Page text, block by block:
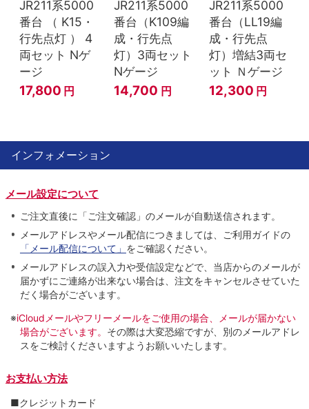
JR211系5000
番台 （ K15・
行先点灯 ） 4
両セット Nゲ
ージ
17,800 円
JR211系5000
番台（K109編
成・行先点
灯）3両セット
Nゲージ
14,700 円
JR211系5000
番台（LL19編
成・行先点
灯）増結3両セ
ット Ｎゲージ
12,300 円
インフォメーション
メール設定について
ご注文直後に「ご注文確認」のメールが自動送信されます。
メールアドレスやメール配信につきましては、ご利用ガイドの
「メール配信について」 をご確認ください。
メールアドレスの誤入力や受信設定などで、当店からのメールが
届かずにご連絡が出来ない場合は、注文をキャンセルさせていた
だく場合がございます。
※iCloudメールやフリーメールをご使用の場合、メールが届かない
場合がございます。 その際は大変恐縮ですが、別のメールアドレ
スをご検討くださいますようお願いいたします。
お支払い方法
■クレジットカード